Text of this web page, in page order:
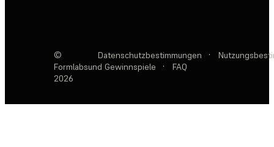
©
Formlabs
2026
Datenschutzbestimmungen ·
und Gewinnspiele
· FAQ